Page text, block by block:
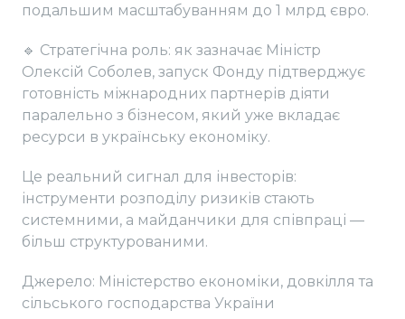
подальшим масштабуванням до 1 млрд євро.
🔹 Стратегічна роль: як зазначає Міністр
Олексій Соболев, запуск Фонду підтверджує
готовність міжнародних партнерів діяти
паралельно з бізнесом, який уже вкладає
ресурси в українську економіку.
Це реальний сигнал для інвесторів:
інструменти розподілу ризиків стають
системними, а майданчики для співпраці —
більш структурованими.
Джерело: Міністерство економіки, довкілля та
сільського господарства України